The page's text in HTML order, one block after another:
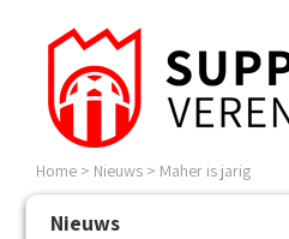
Home > Nieuws > Maher is jarig
Nieuws